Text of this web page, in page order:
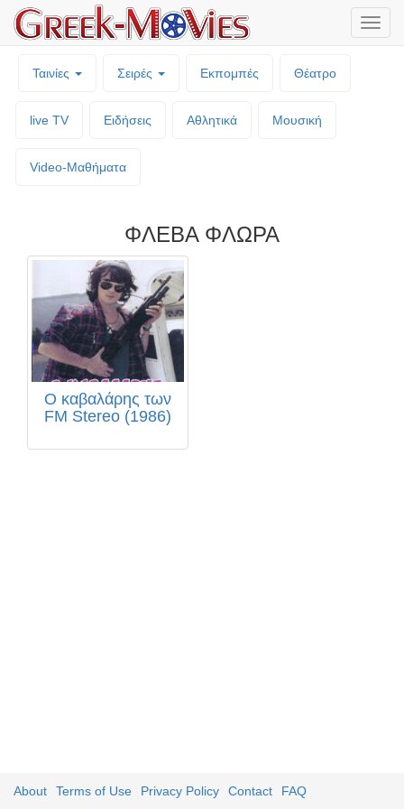
Ταινίες Σειρές Εκπομπές Θέατρο
live TV Ειδήσεις Αθλητικά Μουσική
Video-Mαθήματα
ΦΛΕΒΑ ΦΛΩΡΑ
Ο καβαλάρης των
FM Stereo (1986)
About Terms of Use Privacy Policy Contact FAQ